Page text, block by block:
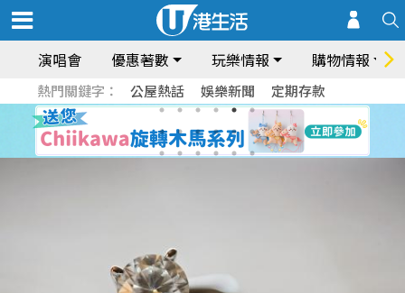
演唱會 優惠著數 玩樂情報 購物情報
熱門關鍵字： 公屋熱話 娛樂新聞 定期存款